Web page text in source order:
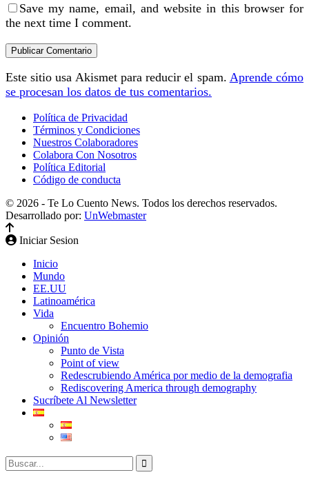
Save my name, email, and website in this browser for
the next time I comment.
Este sitio usa Akismet para reducir el spam. Aprende cómo
se procesan los datos de tus comentarios.
Política de Privacidad
Términos y Condiciones
Nuestros Colaboradores
Colabora Con Nosotros
Política Editorial
Código de conducta
© 2026 - Te Lo Cuento News. Todos los derechos reservados.
Desarrollado por: UnWebmaster
Iniciar Sesion
Inicio
Mundo
EE.UU
Latinoamérica
Vida
Encuentro Bohemio
Opinión
Punto de Vista
Point of view
Redescrubiendo América por medio de la demografia
Rediscovering America through demography
Sucríbete Al Newsletter